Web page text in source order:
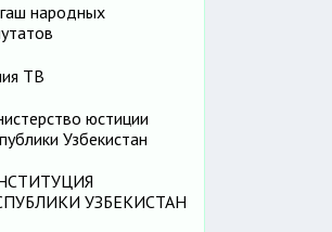
народных
ТВ
юстиции
Узбекистан
УЗБЕКИСТАН